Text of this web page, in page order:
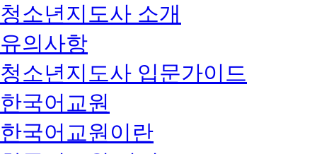
청소년지도사 소개
유의사항
청소년지도사 입문가이드
한국어교원
한국어교원이란